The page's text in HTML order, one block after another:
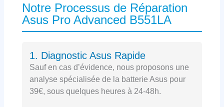
Notre Processus de Réparation
Asus Pro Advanced B551LA
1. Diagnostic Asus Rapide
Sauf en cas d’évidence, nous proposons une
analyse spécialisée de la batterie Asus pour
39€, sous quelques heures à 24-48h.